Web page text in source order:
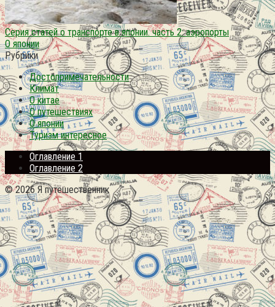
Серия статей о транспорте в японии. часть 2: аэропорты
О японии
Рубрики
Достопримечательности
Климат
О китае
О путешествиях
О японии
Туризм интересное
Оглавление 1
Оглавление 2
© 2026 Я путешественник